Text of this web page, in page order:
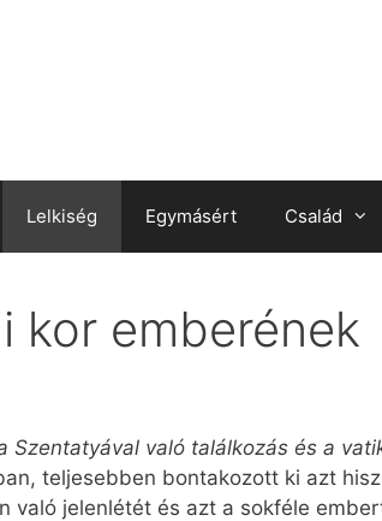
Lelkiség Egymásért Család
kor emberének
Szentatyával való találkozás és a
teljesebben bontakozott ki azt
való jelenlétét és azt a sokféle